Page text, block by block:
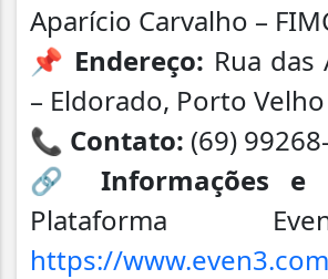
Aparício Carvalho –
📌 Endereço: Rua das
– Eldorado, Porto Velho
📞 Contato: (69)
🔗 Informações e
Plataforma
https://